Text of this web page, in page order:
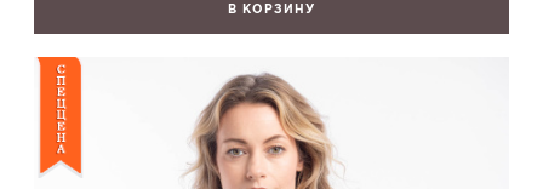
В КОРЗИНУ